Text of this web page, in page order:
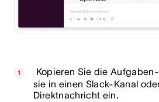
Kopieren Sie die
sie in einen Slack-Kanal
Direktnachricht ein.